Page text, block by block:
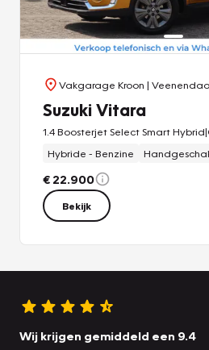
bedrijf te komen bekijken. Laat u
komen?
Vakgarage Kroon |
Suzuki Vitara
Hybride - Benzine
€ 22.900
Bekijk
Wij krijgen gemiddeld een 9.4